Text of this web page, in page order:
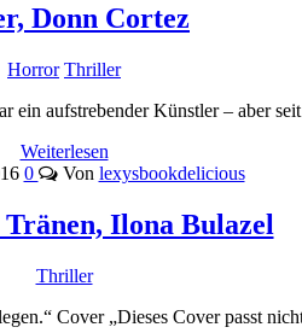
Donn Cortez
Horror Thriller
ein aufstrebender Künstler – aber
Weiterlesen
0 Von lexysbookdelicious
Tränen, Ilona Bulazel
Thriller
Cover „Dieses Cover passt